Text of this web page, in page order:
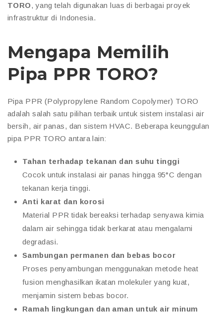
TORO, yang telah digunakan luas di berbagai proyek
infrastruktur di Indonesia.
Mengapa Memilih
Pipa PPR TORO?
Pipa PPR (Polypropylene Random Copolymer) TORO
adalah salah satu pilihan terbaik untuk sistem instalasi air
bersih, air panas, dan sistem HVAC. Beberapa keunggulan
pipa PPR TORO antara lain:
Tahan terhadap tekanan dan suhu tinggi
Cocok untuk instalasi air panas hingga 95°C dengan
tekanan kerja tinggi.
Anti karat dan korosi
Material PPR tidak bereaksi terhadap senyawa kimia
dalam air sehingga tidak berkarat atau mengalami
degradasi.
Sambungan permanen dan bebas bocor
Proses penyambungan menggunakan metode heat
fusion menghasilkan ikatan molekuler yang kuat,
menjamin sistem bebas bocor.
Ramah lingkungan dan aman untuk air minum